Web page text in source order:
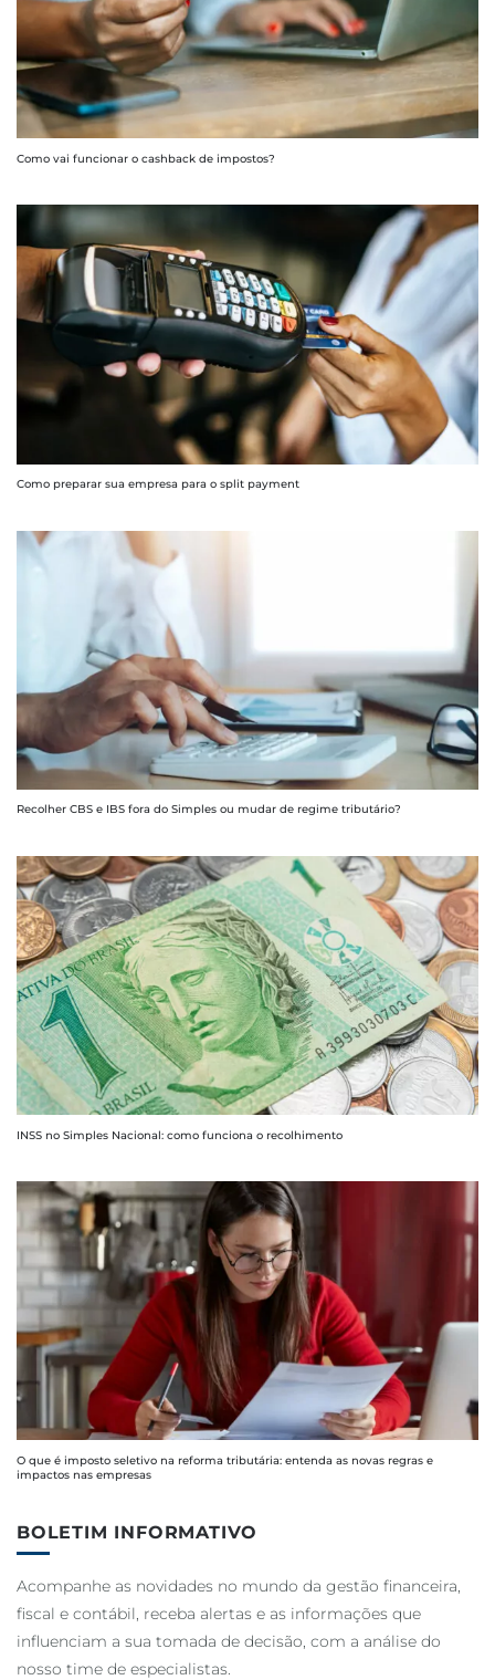
Como vai funcionar o cashback de impostos?
Como preparar sua empresa para o split payment
Recolher CBS e IBS fora do Simples ou mudar de regime tributário?
INSS no Simples Nacional: como funciona o recolhimento
O que é imposto seletivo na reforma tributária: entenda as novas regras e
impactos nas empresas
BOLETIM INFORMATIVO
Acompanhe as novidades no mundo da gestão financeira,
fiscal e contábil, receba alertas e as informações que
influenciam a sua tomada de decisão, com a análise do
nosso time de especialistas.